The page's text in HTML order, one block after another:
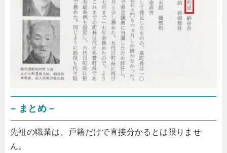
– まとめ –
先祖の職業は、戸籍だけで直接分かるとは限りませ
ん。